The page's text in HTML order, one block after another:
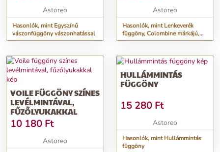
Astoreo
Hasonlók, mint Egyszínű
vászonfüggöny vászonhatással
Astoreo
Hasonlók, mint Lenkeverék
függöny, Colombine márkájú,
súlyozott aljjal
VOILE FÜGGÖNY SZÍNES
LEVÉLMINTÁVAL,
FŰZŐLYUKAKKAL
10 180 Ft
Astoreo
HULLÁMMINTÁS
FÜGGÖNY
15 280 Ft
Astoreo
Hasonlók, mint Hullámmintás
függöny